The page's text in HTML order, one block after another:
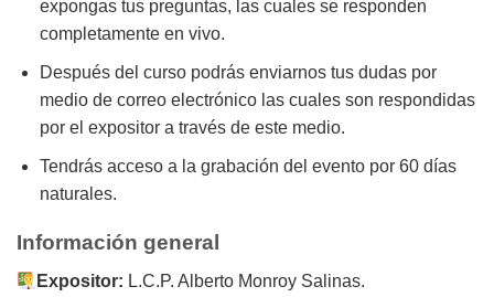
expongas tus preguntas, las cuales se responden
completamente en vivo.
Después del curso podrás enviarnos tus dudas por
medio de correo electrónico las cuales son respondidas
por el expositor a través de este medio.
Tendrás acceso a la grabación del evento por 60 días
naturales.
Información general
Expositor: L.C.P. Alberto Monroy Salinas.